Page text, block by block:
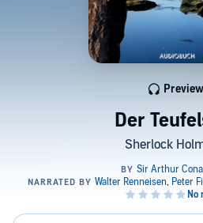
Der
Sherlock
Preview